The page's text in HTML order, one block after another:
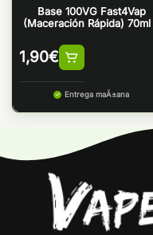
Base 100VG Fast4Vap
(Maceración Rápida) 70ml
1,90€
Entrega maÃ±ana